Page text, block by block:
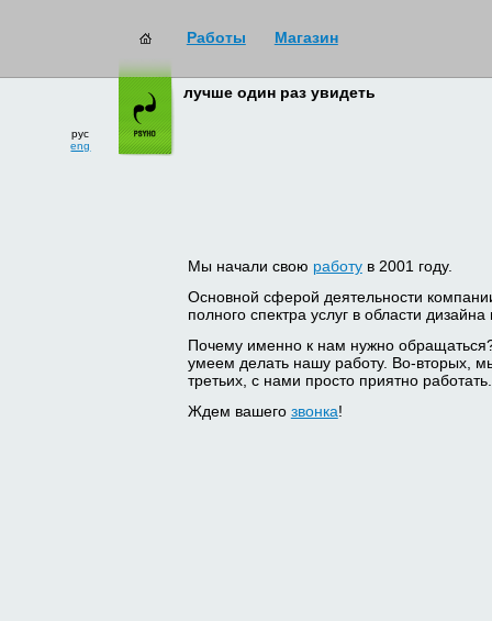
Работы Магазин
рус
eng
лучше один раз увидеть
Мы начали свою работув 2001 году.
Основной сферой деятельности
полного спектра услуг в области
Почему именно к нам нужно
умеем делать нашу работу. Во-вторых,
третьих, с нами просто приятно работать.
Ждем вашего звонка!